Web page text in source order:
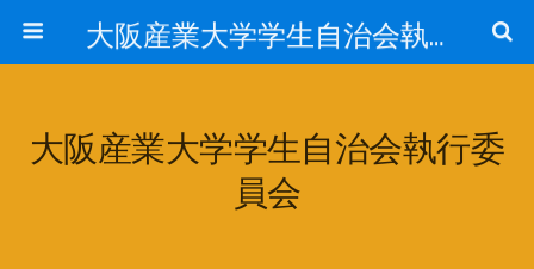
大阪産業大学学生自治会執行委員会
大阪産業大学学生自治会執行委
員会